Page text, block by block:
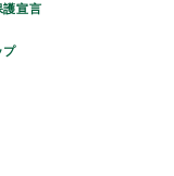
護宣言
プ